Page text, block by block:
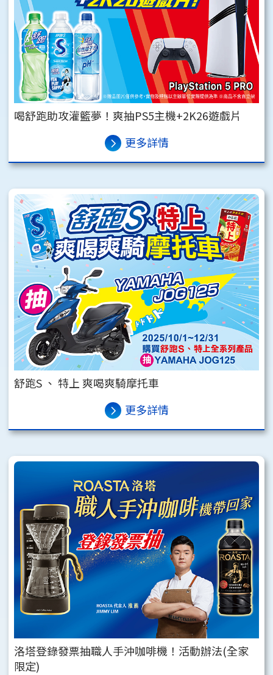
喝舒跑助攻灌籃夢！爽抽PS5主機+2K26遊戲片
更多詳情
舒跑S 、 特上 爽喝爽騎摩托車
更多詳情
洛塔登錄發票抽職人手沖咖啡機！活動辦法(全家
限定)